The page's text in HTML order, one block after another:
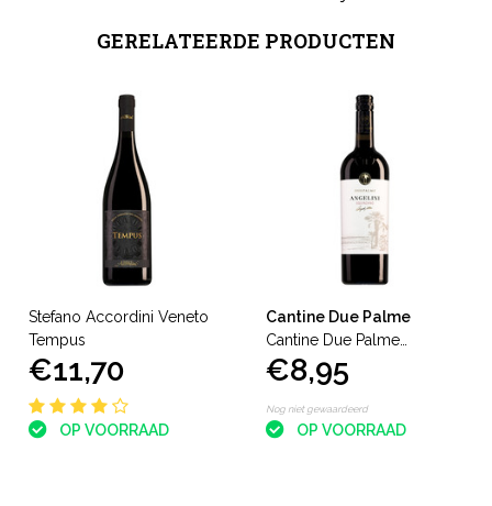
GERELATEERDE PRODUCTEN
Stefano Accordini Veneto
Tempus
€11,70
OP VOORRAAD
Cantine Due Palme
Cantine Due Palme
Squinzano Angelini
€8,95
Nog niet gewaardeerd
OP VOORRAAD